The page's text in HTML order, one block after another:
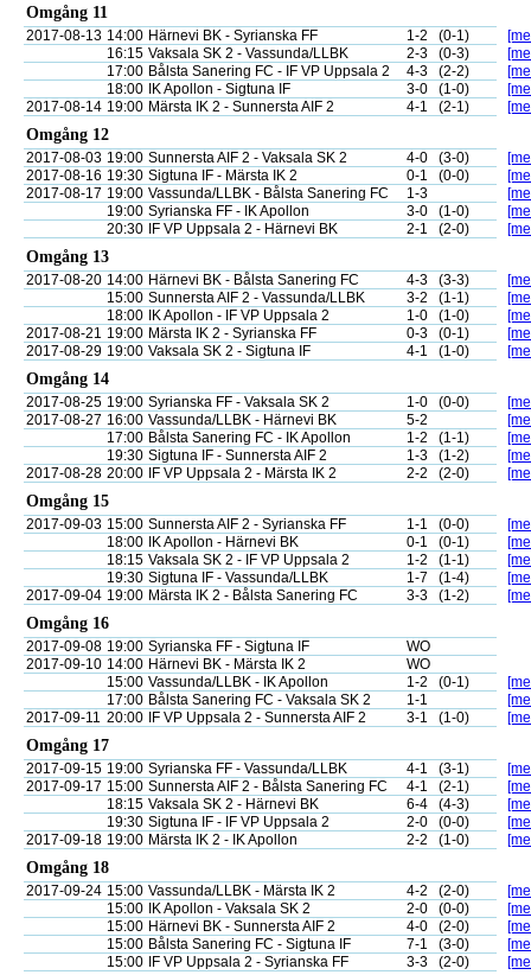
Omgång 11
2017-08-13 14:00 Härnevi BK - Syrianska FF 1-2 (0-1)
16:15 Vaksala SK 2 - Vassunda/LLBK 2-3 (0-3)
17:00 Bålsta Sanering FC - IF VP Uppsala 2 4-3 (2-2)
18:00
IK Apollon - Sigtuna IF 3-0 (1-0)
2017-08-14 19:00 Märsta IK 2 - Sunnersta AIF 2 4-1 (2-1)
Omgång 12
2017-08-03 19:00 Sunnersta AIF 2 - Vaksala SK 2 4-0 (3-0)
2017-08-16 19:30 Sigtuna IF - Märsta IK 2 0-1 (0-0)
2017-08-17 19:00 Vassunda/LLBK - Bålsta Sanering FC 1-3
19:00 Syrianska FF - IK Apollon 3-0 (1-0)
20:30
IF VP Uppsala 2 - Härnevi BK 2-1 (2-0)
Omgång 13
2017-08-20 14:00 Härnevi BK - Bålsta Sanering FC 4-3 (3-3)
15:00 Sunnersta AIF 2 - Vassunda/LLBK 3-2 (1-1)
18:00
IK Apollon - IF VP Uppsala 2 1-0 (1-0)
2017-08-21 19:00 Märsta IK 2 - Syrianska FF 0-3 (0-1)
2017-08-29 19:00 Vaksala SK 2 - Sigtuna IF 4-1 (1-0)
Omgång 14
2017-08-25 19:00 Syrianska FF - Vaksala SK 2 1-0 (0-0)
2017-08-27 16:00 Vassunda/LLBK - Härnevi BK 5-2
17:00 Bålsta Sanering FC - IK Apollon 1-2 (1-1)
19:30 Sigtuna IF - Sunnersta AIF 2 1-3 (1-2)
2017-08-28 20:00 IF VP Uppsala 2 - Märsta IK 2 2-2 (2-0)
Omgång 15
2017-09-03 15:00 Sunnersta AIF 2 - Syrianska FF 1-1 (0-0)
18:00
IK Apollon - Härnevi BK 0-1 (0-1)
18:15 Vaksala SK 2 - IF VP Uppsala 2 1-2 (1-1)
19:30 Sigtuna IF - Vassunda/LLBK 1-7 (1-4)
2017-09-04 19:00 Märsta IK 2 - Bålsta Sanering FC 3-3 (1-2)
Omgång 16
2017-09-08 19:00 Syrianska FF - Sigtuna IF
WO
2017-09-10 14:00 Härnevi BK - Märsta IK 2
WO
15:00 Vassunda/LLBK - IK Apollon 1-2 (0-1)
17:00 Bålsta Sanering FC - Vaksala SK 2 1-1
2017-09-11 20:00 IF VP Uppsala 2 - Sunnersta AIF 2 3-1 (1-0)
Omgång 17
2017-09-15 19:00 Syrianska FF - Vassunda/LLBK 4-1 (3-1)
2017-09-17 15:00 Sunnersta AIF 2 - Bålsta Sanering FC 4-1 (2-1)
18:15 Vaksala SK 2 - Härnevi BK 6-4 (4-3)
19:30 Sigtuna IF - IF VP Uppsala 2 2-0 (0-0)
2017-09-18 19:00 Märsta IK 2 - IK Apollon 2-2 (1-0)
Omgång 18
2017-09-24 15:00 Vassunda/LLBK - Märsta IK 2 4-2 (2-0)
15:00
IK Apollon - Vaksala SK 2 2-0 (0-0)
15:00 Härnevi BK - Sunnersta AIF 2 4-0 (2-0)
15:00 Bålsta Sanering FC - Sigtuna IF 7-1 (3-0)
15:00
IF VP Uppsala 2 - Syrianska FF 3-3 (2-0)